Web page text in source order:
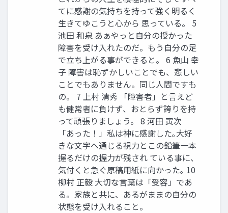
てに感謝の気持ちを持って強く明るく
生きてゆこうと心から 思っている。 5
池田 和泉 あぁやっと自分の授かった
障害を受け入れたのだ。もう自分の足
で立ち上がる事ができると。 6 魚山 幸
子 障害は恥ずかしいことでも、悲しい
ことでもありません。同じ人間ですも
の。 7 上村 清秀 「障害者」と言えど
も健常者に負けず、おとらず誇りを持
って頑張りましょう。 8 河田 寅次
「あった！」私は神に感謝した｡大好
きな文字へ通じる視力とこの鉛筆一本
握るだけの握力が残され ている事に、
気付くと急ぐ原稿用紙に向かった｡ 10
柳村 正毅 大切な言葉は「受容」であ
る。家族と共に、あるがままの自分の
状態を受け入れること。